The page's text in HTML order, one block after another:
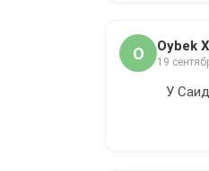
O Oybek X
19
У